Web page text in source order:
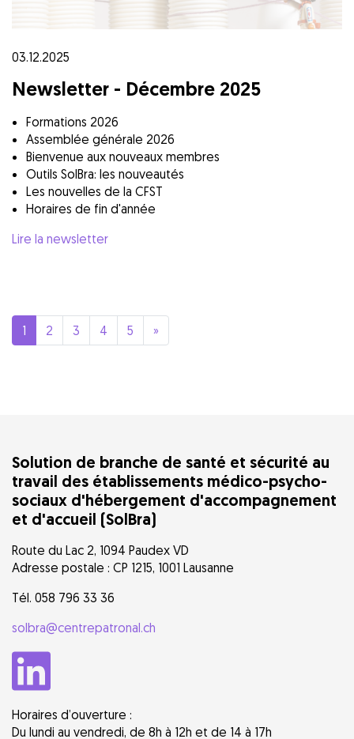
03.12.2025
Newsletter - Décembre 2025
Formations 2026
Assemblée générale 2026
Bienvenue aux nouveaux membres
Outils SolBra: les nouveautés
Les nouvelles de la CFST
Horaires de fin d'année
Lire la newsletter
1 2 3 4 5 »
Solution de branche de santé et sécurité au
travail des établissements médico-psycho-
sociaux d'hébergement d'accompagnement
et d'accueil (SolBra)
Route du Lac 2, 1094 Paudex VD
Adresse postale : CP 1215, 1001 Lausanne
Tél. 058 796 33 36
solbra@centrepatronal.ch
Horaires d’ouverture :
Du lundi au vendredi, de 8h à 12h et de 14 à 17h